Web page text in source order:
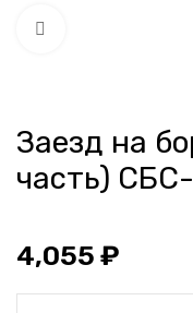
Заезд на
часть)
4,055 ₽